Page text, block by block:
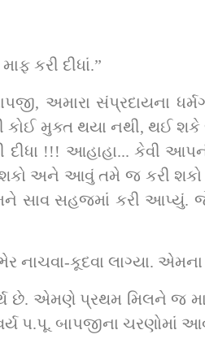
કરી દીધાં.”
અમારા સંપ્રદાયના
કોઈ મુક્ત થયા નથી, થઈ
દીધા !!! આહાહા...
શકો અને આવું તમે જ કરી
સાવ સહજમાં કરી
કૂદવા લાગ્યા.
છે. એમણે પ્રથમ મિલને જ
પ.પૂ. બાપજીના ચરણોમાં